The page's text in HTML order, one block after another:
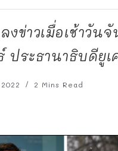
งข่าวเมื่อเช้าวัน
ประธานาธิบดียูเ
2 Mins Read